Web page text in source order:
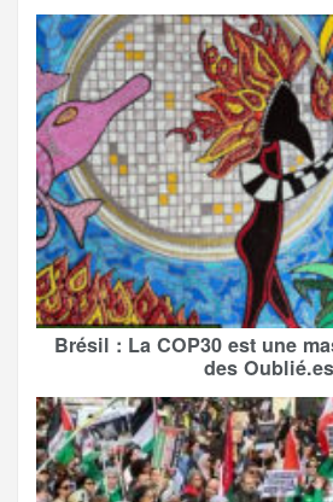
Brésil : La COP30 est une
des Oublié.es